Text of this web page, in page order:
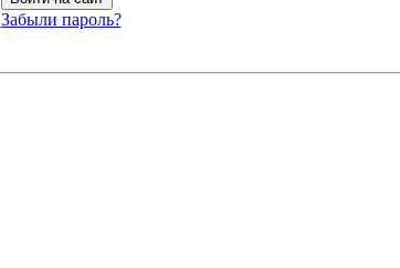
Забыли пароль?